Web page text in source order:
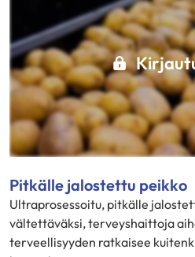
Pitkälle jalostettu peikko
Ultraprosessoitu, pitkälle
vältettäväksi, terveyshaittoja
terveellisyyden ratkaisee